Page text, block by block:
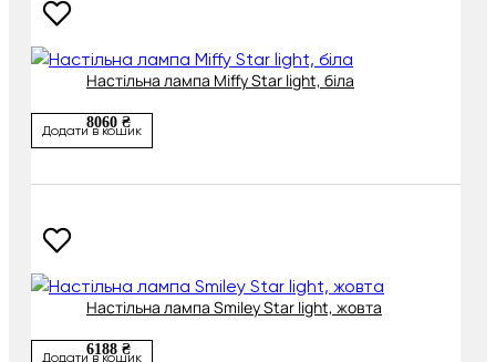
Настільна лампа Miffy Star light, біла
8060 ₴
Додати в кошик
Настільна лампа Smiley Star light, жовта
6188 ₴
Додати в кошик